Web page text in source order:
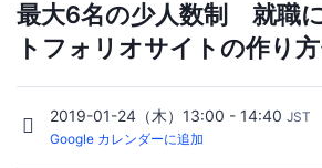
最大6名の少人数制 就職
トフォリオサイトの作り
2019-01-24（木）13:00 - 14:40 JST
Google カレンダーに追加